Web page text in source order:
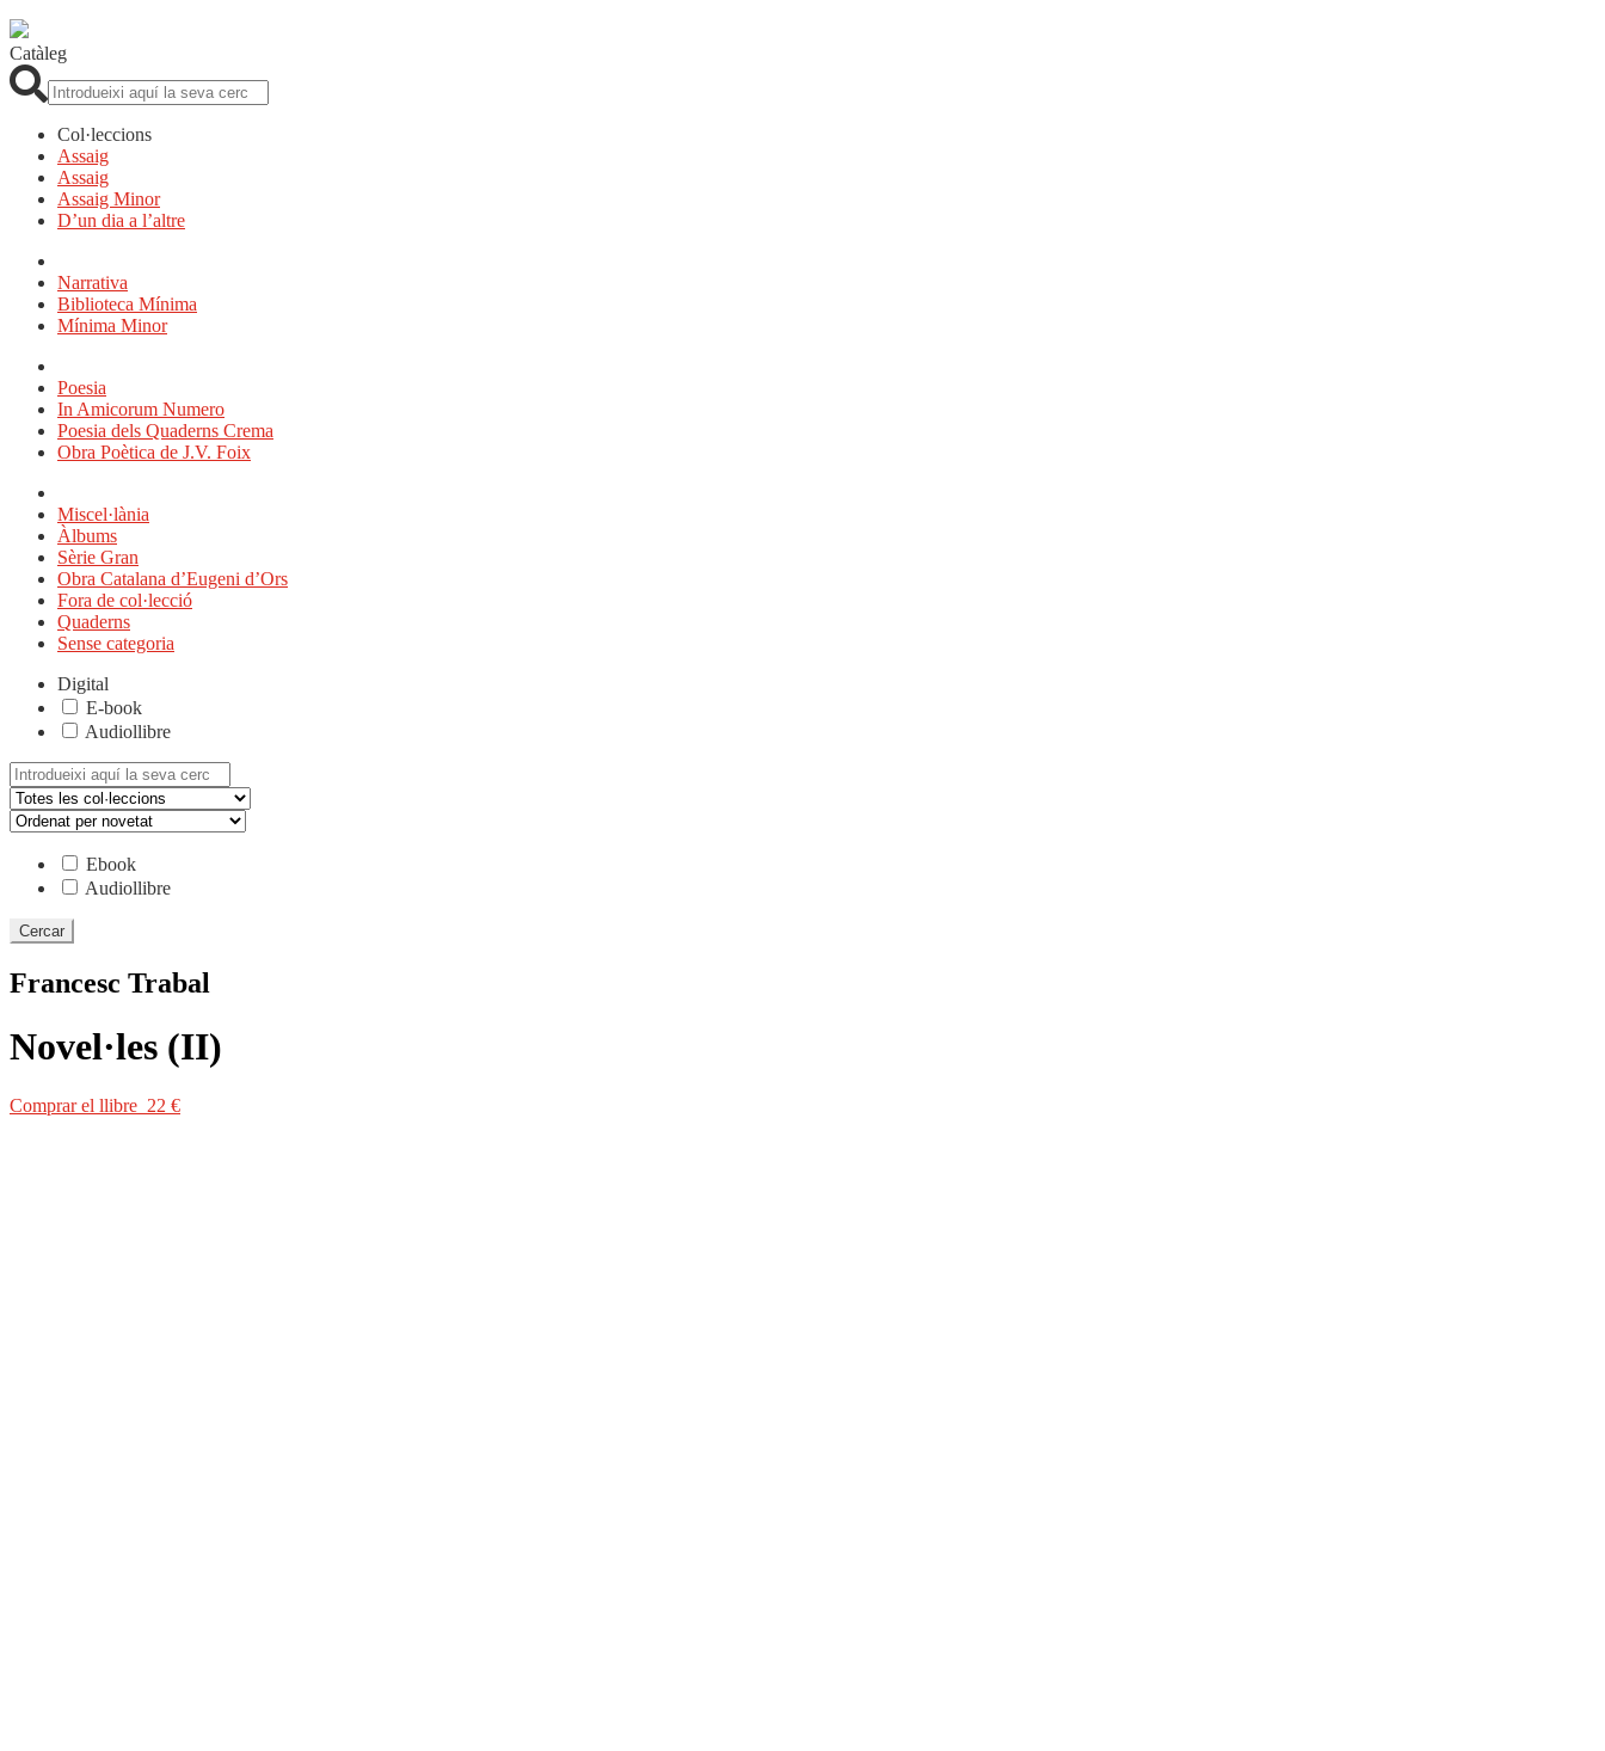
Catàleg
Col·leccions
Assaig
Assaig
Assaig Minor
D’un dia a l’altre
Narrativa
Biblioteca Mínima
Mínima Minor
Poesia
In Amicorum Numero
Poesia dels Quaderns Crema
Obra Poètica de J.V. Foix
Miscel·lània
Àlbums
Sèrie Gran
Obra Catalana d’Eugeni d’Ors
Fora de col·lecció
Quaderns
Sense categoria
Digital
E-book
Audiollibre
Cerca:
Ebook
Audiollibre
Francesc Trabal
Novel·les (II)
Comprar el llibre 22 €